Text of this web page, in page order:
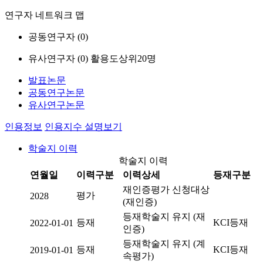
연구자 네트워크 맵
공동연구자 (0)
유사연구자 (0) 활용도상위20명
발표논문
공동연구논문
유사연구논문
인용정보 인용지수 설명보기
학술지 이력
학술지 이력
연월일
이력구분 이력상세 등재구분
2028 평가
재인증평가 신청대상
(재인증)
2022-01-01 등재
등재학술지 유지 (재
인증)
KCI등재
2019-01-01 등재
등재학술지 유지 (계
속평가)
KCI등재